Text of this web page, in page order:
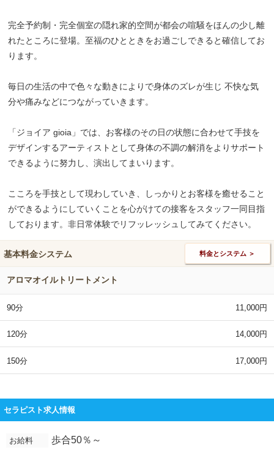
完全予約制・完全個室の隠れ家的空間が都会の喧騒をほんの少し離
れたところに登場。至福のひとときをお過ごしできると確信してお
ります。
毎日の生活の中で色々な動きによりで身体のズレが生じ 不快な気
分や痛みなどにつながっていきます。
「ジョイア gioia」では、お客様のその日の状態に合わせて手技を
デザインするアーティストとして身体の不調の解消をよりサポート
できるように努力し、演出してまいります。
こころを手技として現わしていき、しっかりとお客様を癒せること
ができるようにしていくことを心がけての接客をスタッフ一同目指
しております。非日常体験でリフッレッシュしてみてください。
基本料金システム 料金とシステム ＞
アロマオイルトリートメント
90分 11,000円
120分 14,000円
150分 17,000円
セラピスト求人情報
お給料 歩合50％～